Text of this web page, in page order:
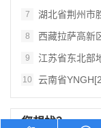
7 湖北省荆州市
8 西藏拉萨高新
9 江苏省东北部
10 云南省
您想找？